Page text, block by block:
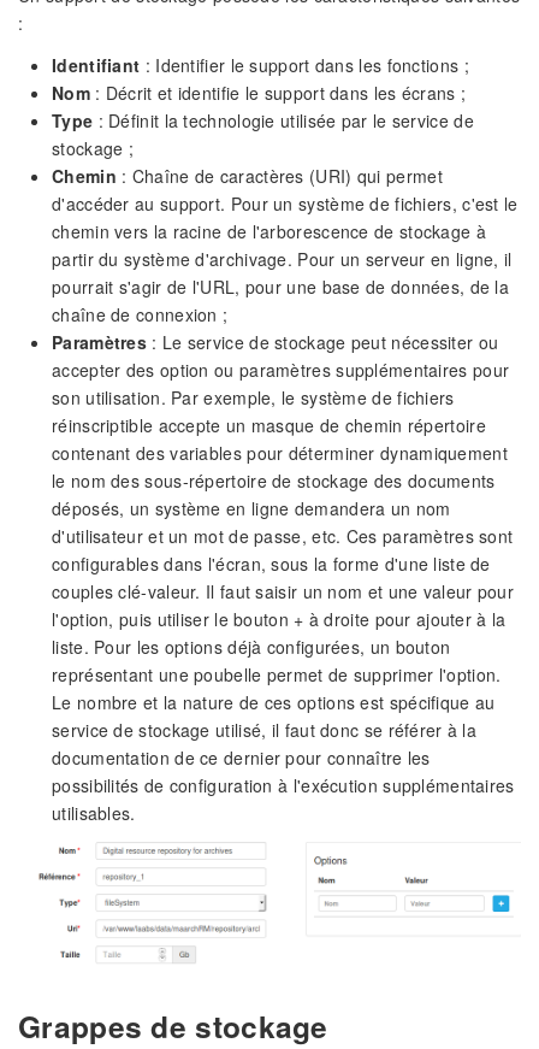
:
Identifiant : Identifier le support dans les fonctions ;
Nom: Décrit et identifie le support dans les écrans ;
Type : Définit la technologie utilisée par le service de
stockage ;
Chemin : Chaîne de caractères (URI) qui permet
d'accéder au support. Pour un système de fichiers, c'est le
chemin vers la racine de l'arborescence de stockage à
partir du système d'archivage. Pour un serveur en ligne, il
pourrait s'agir de l'URL, pour une base de données, de la
chaîne de connexion ;
Paramètres : Le service de stockage peut nécessiter ou
accepter des option ou paramètres supplémentaires pour
son utilisation. Par exemple, le système de fichiers
réinscriptible accepte un masque de chemin répertoire
contenant des variables pour déterminer dynamiquement
le nom des sous-répertoire de stockage des documents
déposés, un système en ligne demandera un nom
d'utilisateur et un mot de passe, etc. Ces paramètres sont
configurables dans l'écran, sous la forme d'une liste de
couples clé-valeur. Il faut saisir un nom et une valeur pour
l'option, puis utiliser le bouton + à droite pour ajouter à la
liste. Pour les options déjà configurées, un bouton
représentant une poubelle permet de supprimer l'option.
Le nombre et la nature de ces options est spécifique au
service de stockage utilisé, il faut donc se référer à la
documentation de ce dernier pour connaître les
possibilités de configuration à l'exécution supplémentaires
utilisables.
Grappes de stockage